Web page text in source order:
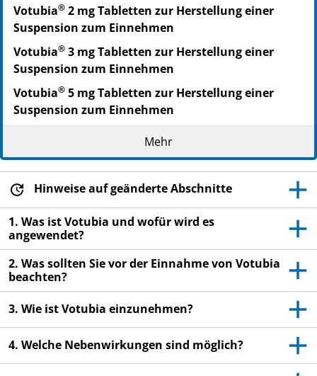
Votubia® 2 mg Tabletten zur Herstellung einer
Suspension zum Einnehmen
Votubia® 3 mg Tabletten zur Herstellung einer
Suspension zum Einnehmen
Votubia® 5 mg Tabletten zur Herstellung einer
Suspension zum Einnehmen
Lesen Sie die gesamte Packungsbeilage sorgfältig
durch, bevor Sie mit der Einnahme dieses
Arzneimittels beginnen, denn sie enthält wichtige
Informationen.
Heben Sie die Packungsbeilage auf. Vielleicht
möchten Sie diese später nochmals lesen.
Wenn Sie weitere Fragen haben, wenden Sie sich
an Ihren Arzt oder Apotheker.
Dieses Arzneimittel wurde Ihnen persönlich
verschrieben. Geben Sie es nicht an Dritte weiter.
Es kann anderen Menschen schaden, auch wenn
Mehr
Hinweise auf geänderte Abschnitte
1. Was ist Votubia und wofür wird es
angewendet?
2. Was sollten Sie vor der Einnahme von Votubia
beachten?
3. Wie ist Votubia einzunehmen?
4. Welche Nebenwirkungen sind möglich?